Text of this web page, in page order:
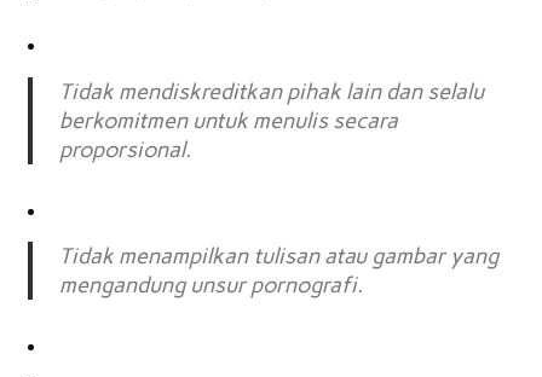
Tidak mendiskreditkan pihak lain dan selalu
berkomitmen untuk menulis secara
proporsional.
Tidak menampilkan tulisan atau gambar yang
mengandung unsur pornografi.